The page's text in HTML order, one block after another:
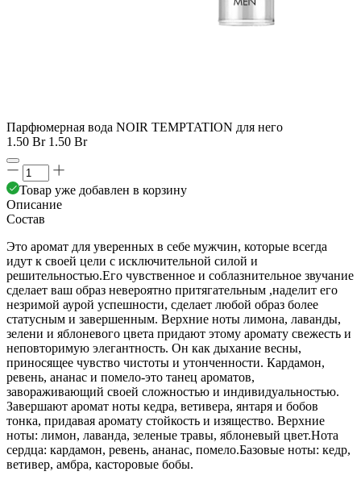
Парфюмерная вода NOIR TEMPTATION для него
1.50 Br 1.50 Br
Товар уже добавлен в корзину
Описание
Состав
Это аромат для уверенных в себе мужчин, которые всегда
идут к своей цели с исключительной силой и
решительностью.Его чувственное и соблазнительное звучание
сделает ваш образ невероятно притягательным ,наделит его
незримой аурой успешности, сделает любой образ более
статусным и завершенным. Верхние ноты лимона, лаванды,
зелени и яблоневого цвета придают этому аромату свежесть и
неповторимую элегантность. Он как дыхание весны,
приносящее чувство чистоты и утонченности. Кардамон,
ревень, ананас и помело-это танец ароматов,
завораживающий своей сложностью и индивидуальностью.
Завершают аромат ноты кедра, ветивера, янтаря и бобов
тонка, придавая аромату стойкость и изящество. Верхние
ноты: лимон, лаванда, зеленые травы, яблоневый цвет.Нота
сердца: кардамон, ревень, ананас, помело.Базовые ноты: кедр,
ветивер, амбра, касторовые бобы.